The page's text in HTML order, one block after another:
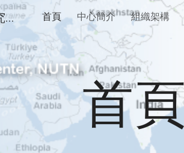
to main content
國立臺南大學知識應用暨網路服務研究中心 首頁 中心簡介 組織架構
首